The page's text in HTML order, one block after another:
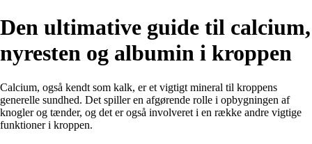
Den ultimative guide til calcium,
nyresten og albumin i kroppen
Calcium, også kendt som kalk, er et vigtigt mineral til kroppens
generelle sundhed. Det spiller en afgørende rolle i opbygningen af
knogler og tænder, og det er også involveret i en række andre vigtige
funktioner i kroppen.